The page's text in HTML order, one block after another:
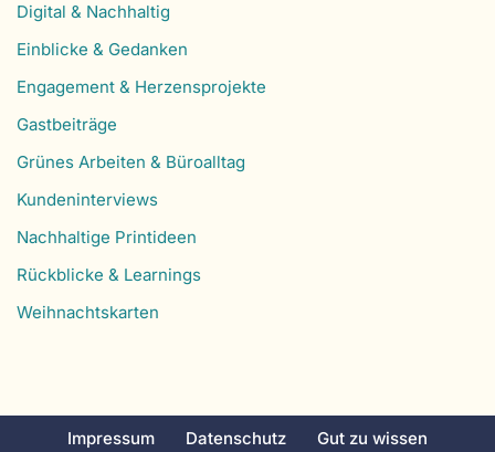
Digital & Nachhaltig
Einblicke & Gedanken
Engagement & Herzensprojekte
Gastbeiträge
Grünes Arbeiten & Büroalltag
Kundeninterviews
Nachhaltige Printideen
Rückblicke & Learnings
Weihnachtskarten
Impressum Datenschutz Gut zu wissen